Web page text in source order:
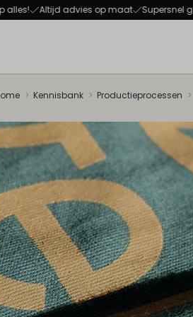
Altijd advies op maat Supersnel geleverd
Home Kennisbank Productieprocessen